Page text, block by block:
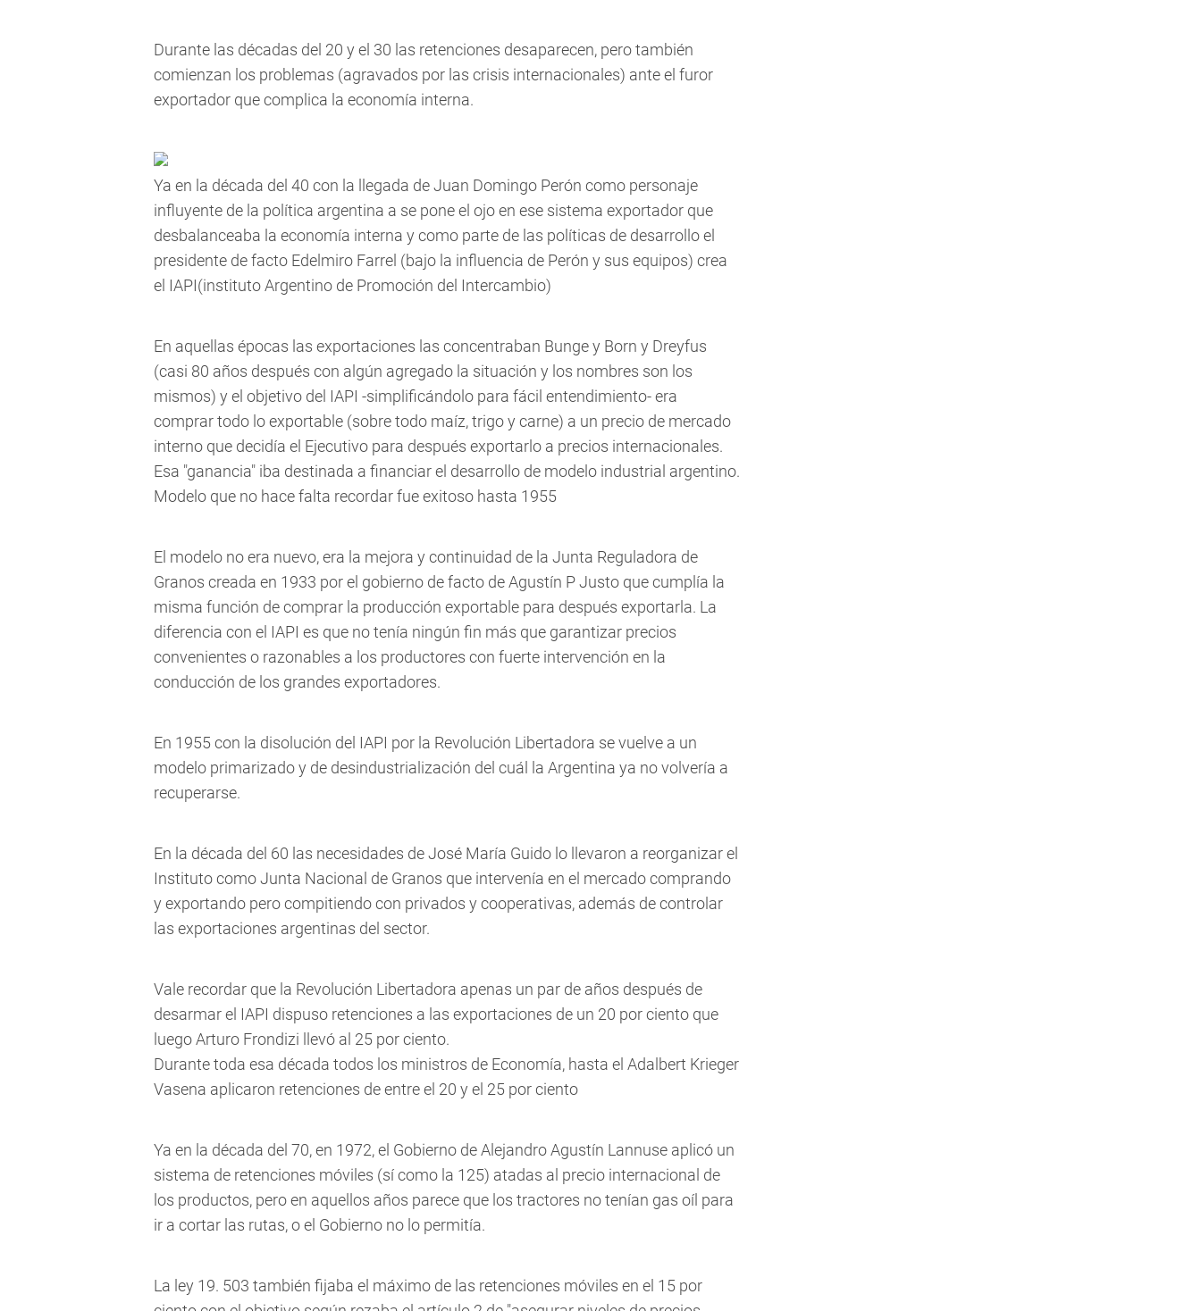
Durante las décadas del 20 y el 30 las retenciones desaparecen, pero también
comienzan los problemas (agravados por las crisis internacionales) ante el furor
exportador que complica la economía interna.
Ya en la década del 40 con la llegada de Juan Domingo Perón como personaje
influyente de la política argentina a se pone el ojo en ese sistema exportador que
desbalanceaba la economía interna y como parte de las políticas de desarrollo el
presidente de facto Edelmiro Farrel (bajo la influencia de Perón y sus equipos) crea
el IAPI(instituto Argentino de Promoción del Intercambio)
En aquellas épocas las exportaciones las concentraban Bunge y Born y Dreyfus
(casi 80 años después con algún agregado la situación y los nombres son los
mismos) y el objetivo del IAPI -simplificándolo para fácil entendimiento- era
comprar todo lo exportable (sobre todo maíz, trigo y carne) a un precio de mercado
interno que decidía el Ejecutivo para después exportarlo a precios internacionales.
Esa "ganancia" iba destinada a financiar el desarrollo de modelo industrial argentino.
Modelo que no hace falta recordar fue exitoso hasta 1955
El modelo no era nuevo, era la mejora y continuidad de la Junta Reguladora de
Granos creada en 1933 por el gobierno de facto de Agustín P Justo que cumplía la
misma función de comprar la producción exportable para después exportarla. La
diferencia con el IAPI es que no tenía ningún fin más que garantizar precios
convenientes o razonables a los productores con fuerte intervención en la
conducción de los grandes exportadores.
En 1955 con la disolución del IAPI por la Revolución Libertadora se vuelve a un
modelo primarizado y de desindustrialización del cuál la Argentina ya no volvería a
recuperarse.
En la década del 60 las necesidades de José María Guido lo llevaron a reorganizar el
Instituto como Junta Nacional de Granos que intervenía en el mercado comprando
y exportando pero compitiendo con privados y cooperativas, además de controlar
las exportaciones argentinas del sector.
Vale recordar que la Revolución Libertadora apenas un par de años después de
desarmar el IAPI dispuso retenciones a las exportaciones de un 20 por ciento que
luego Arturo Frondizi llevó al 25 por ciento.
Durante toda esa década todos los ministros de Economía, hasta el Adalbert Krieger
Vasena aplicaron retenciones de entre el 20 y el 25 por ciento
Ya en la década del 70, en 1972, el Gobierno de Alejandro Agustín Lannuse aplicó un
sistema de retenciones móviles (sí como la 125) atadas al precio internacional de
los productos, pero en aquellos años parece que los tractores no tenían gas oíl para
ir a cortar las rutas, o el Gobierno no lo permitía.
La ley 19. 503 también fijaba el máximo de las retenciones móviles en el 15 por